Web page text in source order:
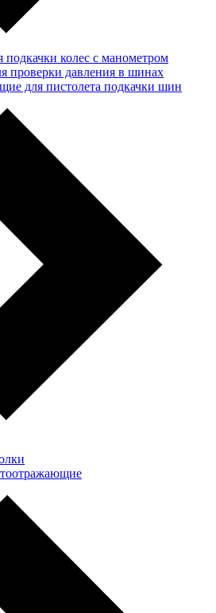
подкачки колес с манометром
проверки давления в шинах
для пистолета подкачки шин